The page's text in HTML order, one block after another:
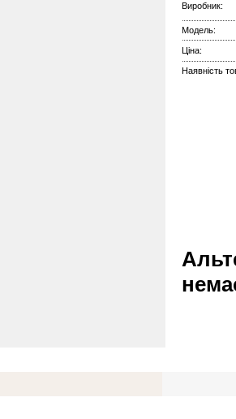
Виробник:
Модель:
Ціна:
Наявність